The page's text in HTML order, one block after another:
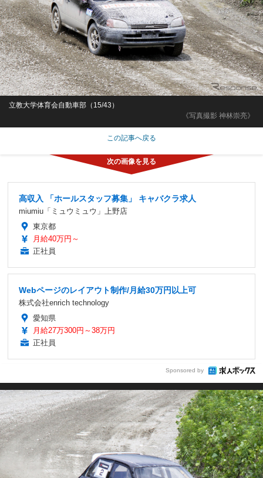
《写真撮影 神林崇亮》
立教大学体育会自動車部（15/43）
この記事へ戻る
高収入 「ホールスタッフ募集」 キャバクラ求人
miumiu「ミュウミュウ」上野店
東京都
月給40万円～
正社員
Webページのレイアウト制作/月給30万円以上可
株式会社enrich technology
愛知県
月給27万300円～38万円
正社員
Sponsored by